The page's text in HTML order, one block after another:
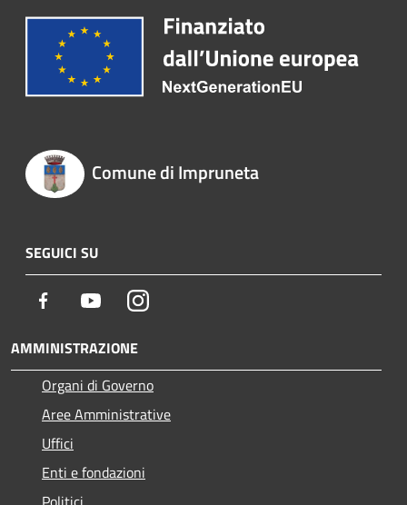
Comune di Impruneta
SEGUICI SU
Facebook YoutubeInstagram
AMMINISTRAZIONE
Organi di Governo
Aree Amministrative
Uffici
Enti e fondazioni